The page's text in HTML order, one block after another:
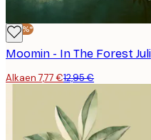
-40%*
Alkaen 7,77 €12,95 €